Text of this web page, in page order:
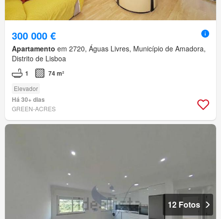
300 000 €
Apartamento em 2720, Águas Livres, Município de Amadora,
Distrito de Lisboa
1 74 m²
Elevador
Há 30+ dias
GREEN-ACRES
12 Fotos